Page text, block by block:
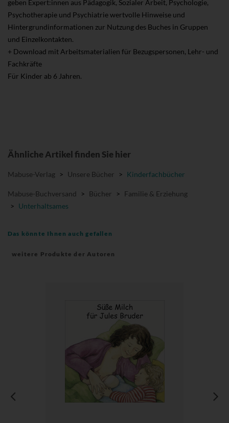
geben Expert:innen aus Pädagogik, Sozialer Arbeit, Psychologie,
Psychotherapie und Psychiatrie wertvolle Hinweise und
Hintergrundinformationen zur Nutzung des Buches in Gruppen
und Einzelkontakten.
+ Download mit Arbeitsmaterialien für Bezugspersonen, Lehr- und
Fachkräfte
Für Kinder ab 6 Jahren.
Ähnliche Artikel finden Sie hier
Mabuse-Verlag > Unsere Bücher > Kinderfachbücher
Mabuse-Buchversand > Bücher > Familie & Erziehung
> Unterhaltsames
Das könnte Ihnen auch gefallen
weitere Produkte der Autoren